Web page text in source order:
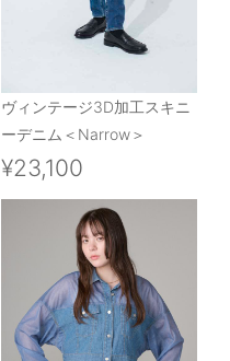
ヴィンテージ3D加工スキニ
ーデニム＜Narrow＞
¥23,100